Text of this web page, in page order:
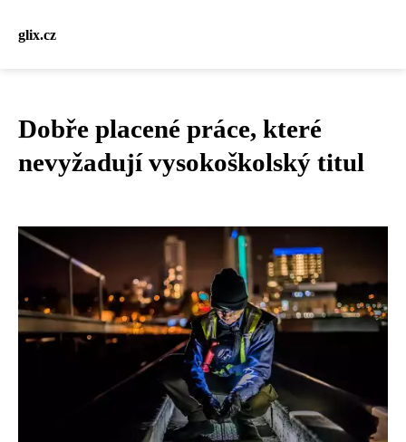
glix.cz
Dobře placené práce, které
nevyžadují vysokoškolský titul